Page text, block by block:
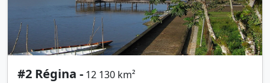
#2 Régina - 12 130 km²